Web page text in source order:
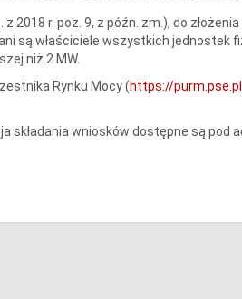
2018 r. poz. 9, z późn. zm.), do
są właściciele wszystkich jednostek
niż 2 MW.
Rynku Mocy (https://purm.pse.pl
składania wniosków dostępne są pod